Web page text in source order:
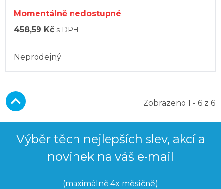
Momentálně nedostupné
458,59 Kč s DPH
Neprodejný
Zobrazeno 1 - 6 z 6
Výběr těch nejlepších slev, akcí a
novinek na váš e-mail
(maximálně 4x měsíčně)